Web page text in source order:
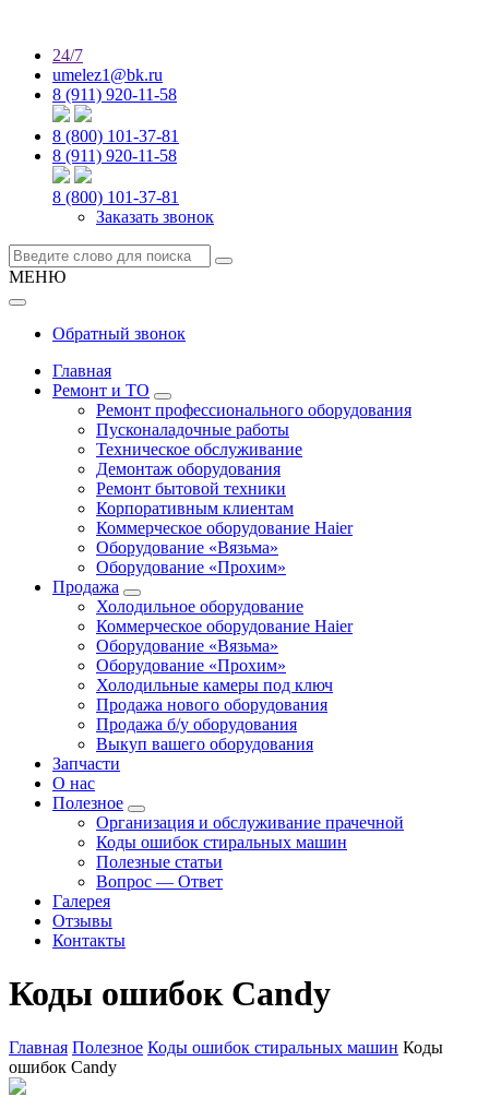
24/7
umelez1@bk.ru
8 (911) 920-11-58
8 (800) 101-37-81
8 (911) 920-11-58
8 (800) 101-37-81
Заказать звонок
МЕНЮ
Обратный звонок
Главная
Ремонт и ТО
Ремонт профессионального оборудования
Пусконаладочные работы
Техническое обслуживание
Демонтаж оборудования
Ремонт бытовой техники
Корпоративным клиентам
Коммерческое оборудование Haier
Оборудование «Вязьма»
Оборудование «Прохим»
Продажа
Холодильное оборудование
Коммерческое оборудование Haier
Оборудование «Вязьма»
Оборудование «Прохим»
Холодильные камеры под ключ
Продажа нового оборудования
Продажа б/у оборудования
Выкуп вашего оборудования
Запчасти
О нас
Полезное
Организация и обслуживание прачечной
Коды ошибок стиральных машин
Полезные статьи
Вопрос — Ответ
Галерея
Отзывы
Контакты
Коды ошибок Candy
Главная Полезное Коды ошибок стиральных машин Коды
ошибок Candy